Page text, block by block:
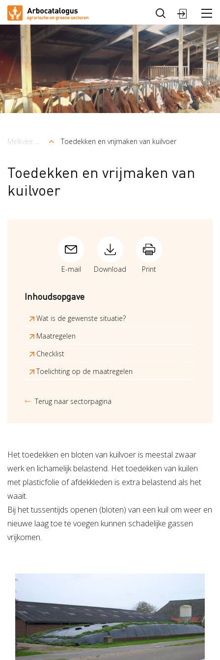
Arbocatalogus
Sectoren
Sluiten
Kruimelpad
Melkvee en graasdieren Toedekken en vrijmaken van kuilvoer
Toedekken en vrijmaken van
kuilvoer
E-mail Download Print
Inhoudsopgave
Wat is de gewenste situatie?
Maatregelen
Checklist
Toelichting op de maatregelen
Terug naar sectorpagina
Het toedekken en bloten van kuilvoer is meestal zwaar
werk en lichamelijk belastend. Het toedekken van kuilen
met plasticfolie of afdekkleden is extra belastend als het
waait.
Bij het tussentijds openen (bloten) van een kuil om weer en
nieuwe laag toe te voegen kunnen schadelijke gassen
vrijkomen.